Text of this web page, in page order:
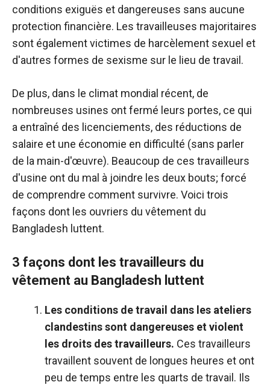
conditions exiguës et dangereuses sans aucune
protection financière. Les travailleuses majoritaires
sont également victimes de harcèlement sexuel et
d'autres formes de sexisme sur le lieu de travail.
De plus, dans le climat mondial récent, de
nombreuses usines ont fermé leurs portes, ce qui
a entraîné des licenciements, des réductions de
salaire et une économie en difficulté (sans parler
de la main-d'œuvre). Beaucoup de ces travailleurs
d'usine ont du mal à joindre les deux bouts; forcé
de comprendre comment survivre. Voici trois
façons dont les ouvriers du vêtement du
Bangladesh luttent.
3 façons dont les travailleurs du
vêtement au Bangladesh luttent
Les conditions de travail dans les ateliers
clandestins sont dangereuses et violent
les droits des travailleurs. Ces travailleurs
travaillent souvent de longues heures et ont
peu de temps entre les quarts de travail. Ils